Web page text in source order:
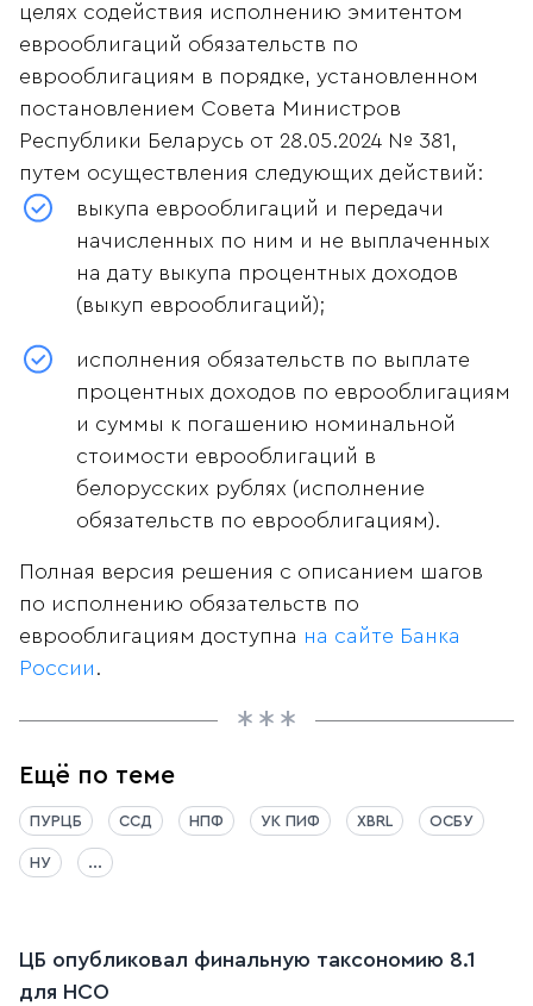
целях содействия исполнению эмитентом
еврооблигаций обязательств по
еврооблигациям в порядке, установленном
постановлением Совета Министров
Республики Беларусь от 28.05.2024 № 381,
путем осуществления следующих действий:
выкупа еврооблигаций и передачи
начисленных по ним и не выплаченных
на дату выкупа процентных доходов
(выкуп еврооблигаций);
исполнения обязательств по выплате
процентных доходов по еврооблигациям
и суммы к погашению номинальной
стоимости еврооблигаций в
белорусских рублях (исполнение
обязательств по еврооблигациям).
Полная версия решения с описанием шагов
по исполнению обязательств по
еврооблигациям доступна на сайте Банка
России .
Ещё по теме
ПУРЦБ ССД НПФ УК ПИФ XBRL ОСБУ
НУ ...
ЦБ опубликовал финальную таксономию 8.1
для НСО